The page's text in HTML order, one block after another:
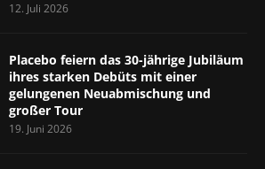
12. Juli 2026
Placebo feiern das 30-jährige Jubiläum
ihres starken Debüts mit einer
gelungenen Neuabmischung und
großer Tour
19. Juni 2026